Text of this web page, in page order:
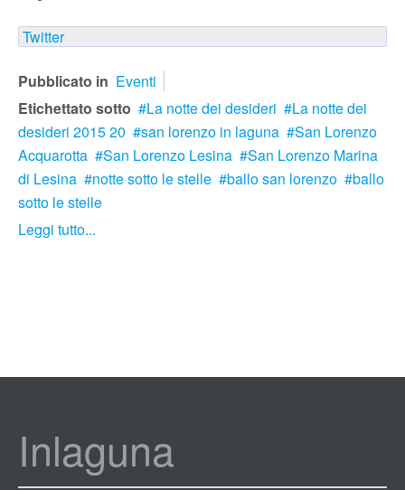
Twitter
Pubblicato in Eventi
Etichettato sotto
La notte dei desideri
La notte dei
desideri 2015 20
san lorenzo in laguna
San Lorenzo
Acquarotta
San Lorenzo Lesina
San Lorenzo Marina
di Lesina
notte sotto le stelle ballo san lorenzo
ballo
sotto le stelle
Leggi tutto...
Inlaguna